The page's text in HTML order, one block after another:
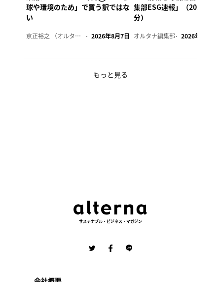
球や環境のため」で買う訳ではな
い
京正裕之 （オルタナ副編集長） 2026年8月7日
集部ESG速報」（2026年8
分）
オルタナ編集部 2026年8月7日
もっと見る
サステナブル・ビジネス・マガジン